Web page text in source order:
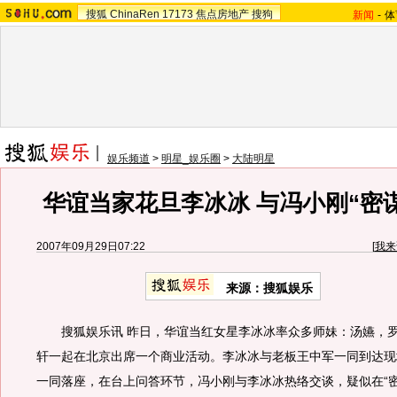
搜狐 ChinaRen 17173 焦点房地产 搜狗 新闻 -
娱乐频道 > 明星_娱乐圈 > 大陆明星
华谊当家花旦李冰冰 与冯小刚“密
2007年09月29日07:22 [我
来源：搜狐娱乐
搜狐娱乐讯 昨日，华谊当红女星李冰冰率众多师妹：汤嬿，
轩一起在北京出席一个商业活动。李冰冰与老板王中军一同到达
一同落座，在台上问答环节，冯小刚与李冰冰热络交谈，疑似在“